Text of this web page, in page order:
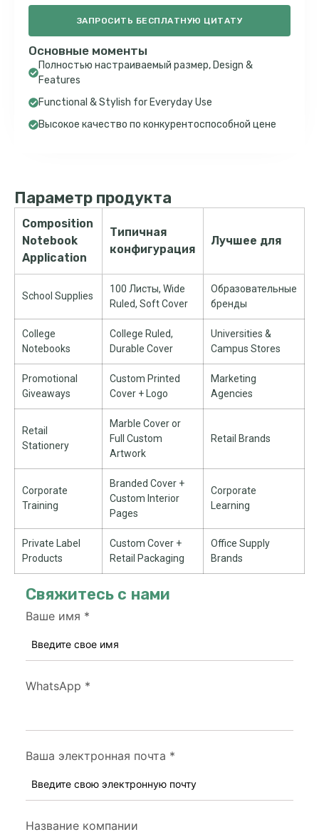
ЗАПРОСИТЬ БЕСПЛАТНУЮ ЦИТАТУ
Основные моменты
Полностью настраиваемый размер, Design &
Features
Functional & Stylish for Everyday Use
Высокое качество по конкурентоспособной цене
Параметр продукта
Composition
Notebook
Application
Типичная
конфигурация
Лучшее для
School Supplies
100 Листы, Wide
Ruled, Soft Cover
Образовательные
бренды
College
Notebooks
College Ruled,
Durable Cover
Universities &
Campus Stores
Promotional
Giveaways
Custom Printed
Cover + Logo
Marketing
Agencies
Retail
Stationery
Marble Cover or
Full Custom
Artwork
Retail Brands
Corporate
Training
Branded Cover +
Custom Interior
Pages
Corporate
Learning
Private Label
Products
Custom Cover +
Retail Packaging
Office Supply
Brands
Свяжитесь с нами
Ваше имя *
WhatsApp *
Ваша электронная почта *
Название компании